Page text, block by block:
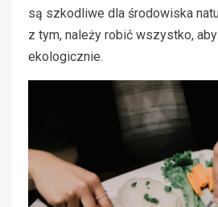
są szkodliwe dla środowiska
z tym, należy robić wszystko,
ekologicznie.